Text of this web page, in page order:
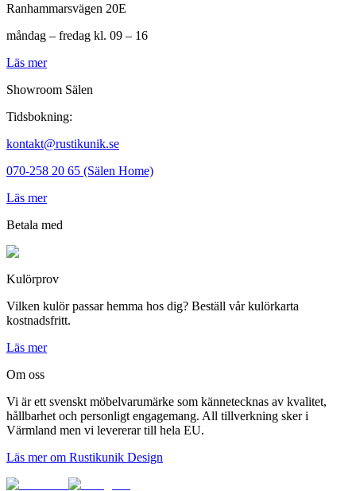
Ranhammarsvägen 20E
måndag – fredag kl. 09 – 16
Läs mer
Showroom Sälen
Tidsbokning:
kontakt@rustikunik.se
070-258 20 65 (Sälen Home)
Läs mer
Betala med
Kulörprov
Vilken kulör passar hemma hos dig? Beställ vår kulörkarta
kostnadsfritt.
Läs mer
Om oss
Vi är ett svenskt möbelvarumärke som kännetecknas av kvalitet,
hållbarhet och personligt engagemang. All tillverkning sker i
Värmland men vi levererar till hela EU.
Läs mer om Rustikunik Design